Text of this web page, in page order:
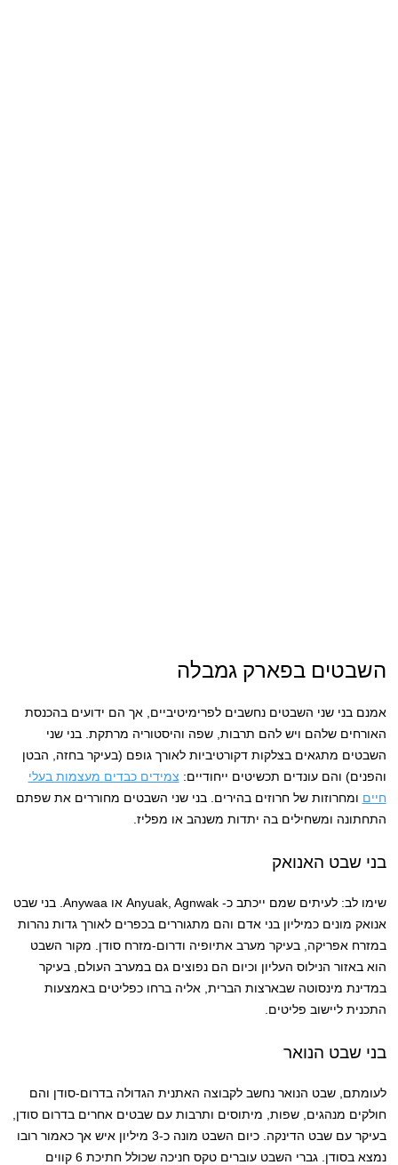
השבטים בפארק גמבלה
אמנם בני שני השבטים נחשבים לפרימיטיביים, אך הם ידועים בהכנסת
האורחים שלהם ויש להם תרבות, שפה והיסטוריה מרתקת. בני שני
השבטים מתגאים בצלקות דקורטיביות לאורך גופם (בעיקר בחזה, הבטן
והפנים) והם עונדים תכשיטים ייחודיים: צמידים כבדים מעצמות בעלי
חיים ומחרוזות של חרוזים בהירים. בני שני השבטים מחוררים את שפתם
התחתונה ומשחילים בה יתדות משנהב או מפליז.
בני שבט האנואק
שימו לב: לעיתים שמם ייכתב כ- Anyuak, Agnwak או Anywaa. בני שבט
אנואק מונים כמיליון בני אדם והם מתגוררים בכפרים לאורך גדות נהרות
במזרח אפריקה, בעיקר מערב אתיופיה ודרום-מזרח סודן. מקור השבט
הוא באזור הנילוס העליון וכיום הם נפוצים גם במערב העולם, בעיקר
במדינת מינסוטה שבארצות הברית, אליה ברחו כפליטים באמצעות
התכנית ליישוב פליטים.
בני שבט הנואר
לעומתם, שבט הנואר נחשב לקבוצה האתנית הגדולה בדרום-סודן והם
חולקים מנהגים, שפות, מיתוסים ותרבות עם שבטים אחרים בדרום סודן,
בעיקר עם שבט הדינקה. כיום השבט מונה כ-3 מיליון איש אך כאמור רובו
נמצא בסודן. גברי השבט עוברים טקס חניכה שכולל חתיכת 6 קווים